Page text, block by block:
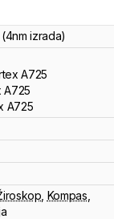
(4nm izrada)
A725
A725
A725
Kompas